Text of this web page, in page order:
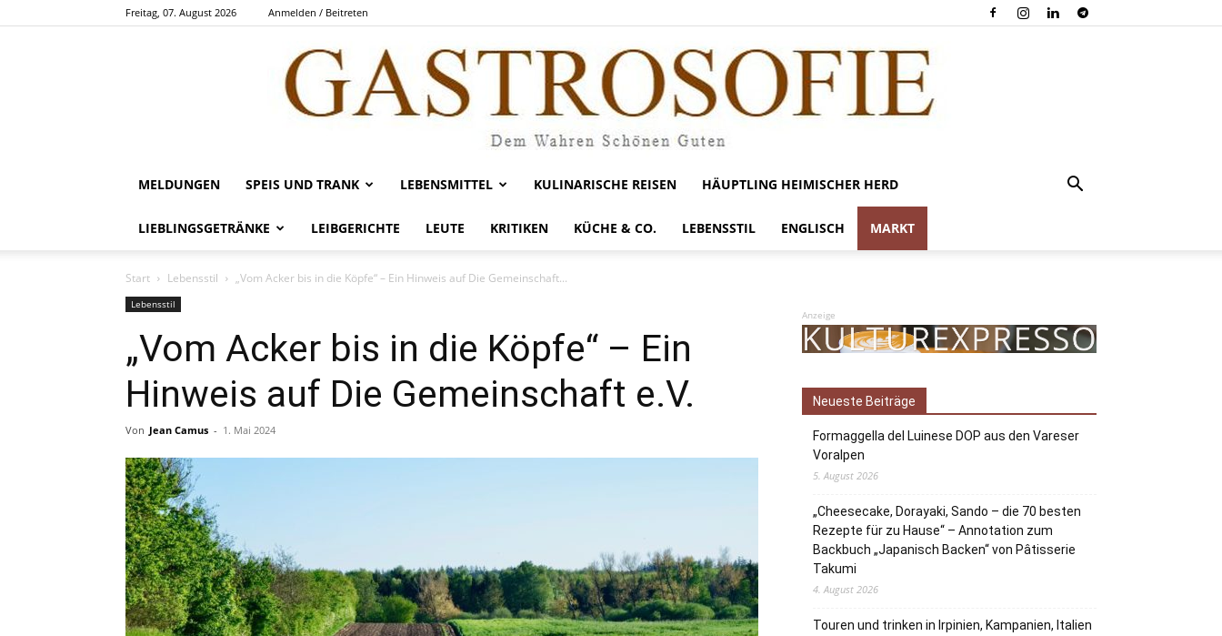
Freitag, 07. August 2026 Anmelden / Beitreten
Gastrosofie
MELDUNGEN SPEIS UND TRANK LEBENSMITTEL KULINARISCHE REISEN HÄUPTLING HEIMISCHER HERD
LIEBLINGSGETRÄNKE LEIBGERICHTE LEUTE KRITIKEN KÜCHE & CO. LEBENSSTIL ENGLISCH MARKT
Start Lebensstil „Vom Acker bis in die Köpfe“ – Ein Hinweis auf Die Gemeinschaft...
Lebensstil
„Vom Acker bis in die Köpfe“ – Ein
Hinweis auf Die Gemeinschaft e.V.
Von Jean Camus - 1. Mai 2024
Anzeige
Neueste Beiträge
Formaggella del Luinese DOP aus den Vareser
Voralpen
5. August 2026
„Cheesecake, Dorayaki, Sando – die 70 besten
Rezepte für zu Hause“ – Annotation zum
Backbuch „Japanisch Backen“ von Pâtisserie
Takumi
4. August 2026
Touren und trinken in Irpinien, Kampanien, Italien